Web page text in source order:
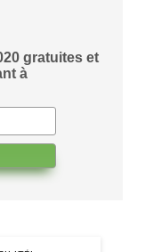
gratuites et
à